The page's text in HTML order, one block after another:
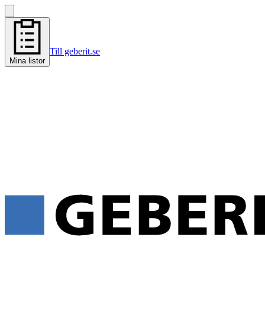
Mina listor
Till geberit.se